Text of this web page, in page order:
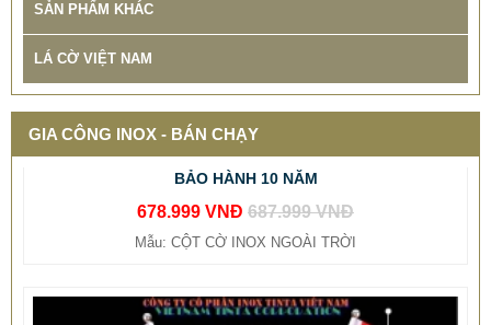
SẢN PHẨM KHÁC
LÁ CỜ VIỆT NAM
GIA CÔNG INOX - BÁN CHẠY
THIẾT KẾ THI CÔNG CỘT CỜ QUẢNG TRƯỜNG INOX
BẢO HÀNH 10 NĂM
678.999 VNĐ687.999 VNĐ
Mẫu: CỘT CỜ INOX NGOÀI TRỜI